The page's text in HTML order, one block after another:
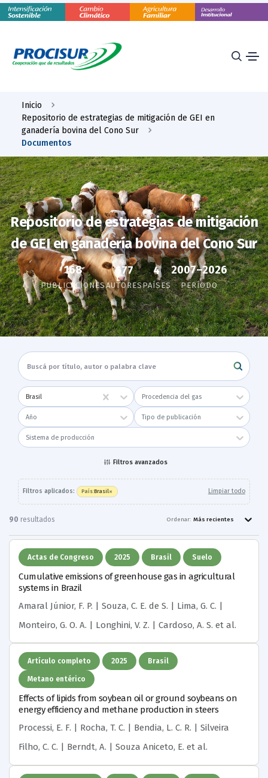
Inicio
Repositorio de estrategias de mitigación de GEI en
ganadería bovina del Cono Sur
Documentos
Repositorio de estrategias de mitigación
de GEI en ganadería bovina del Cono Sur
168
PUBLICACIONES
677
AUTORES
4
PAÍSES
2007–2026
PERÍODO
Brasil Procedencia del gas
Año Tipo de publicación
Sistema de producción
Filtros avanzados
Filtros aplicados: País:Brasil× Limpiar todo
90 resultados Ordenar: Más recientes
Actas de Congreso 2025 Brasil Suelo
Cumulative emissions of greenhouse gas in agricultural
systems in Brazil
Amaral Júnior, F. P. | Souza, C. E. de S. | Lima, G. C. |
Monteiro, G. O. A. | Longhini, V. Z. | Cardoso, A. S. et al.
Artículo completo 2025 Brasil
Metano entérico
Effects of lipids from soybean oil or ground soybeans on
energy efficiency and methane production in steers
Processi, E. F. | Rocha, T. C. | Bendia, L. C. R. | Silveira
Filho, C. C. | Berndt, A. | Souza Aniceto, E. et al.